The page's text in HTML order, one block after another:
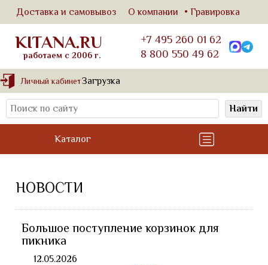
Доставка и самовывоз О компании Гравировка
KITANA.RU
работаем с 2006 г.
+7 495 260 01 62
8 800 550 49 62
Личный кабинетЗагрузка
Найти
Каталог
НОВОСТИ
Большое поступление корзинок для
пикника
12.05.2026